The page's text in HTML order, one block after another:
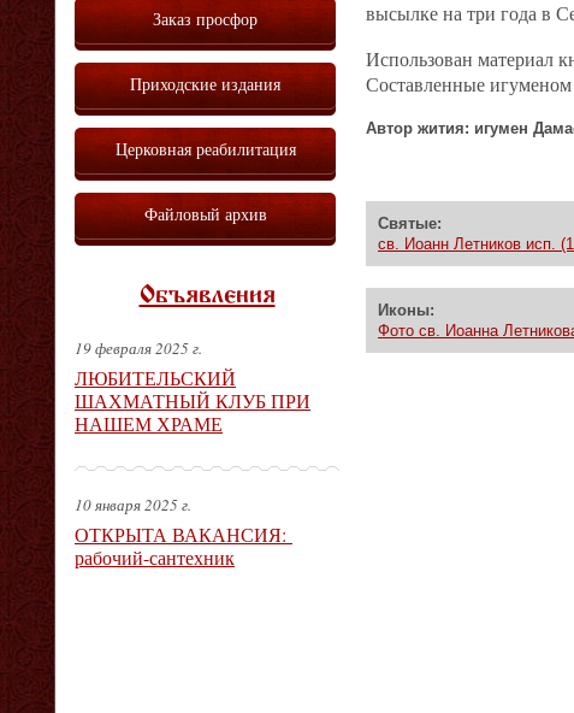
высылке на три года в
Использован материал
Составленные
Автор жития: игумен
Святые:
св. Иоанн Летников исп.
Иконы:
Фото св. Иоанна
Заказ просфор
Приходские издания
Церковная реабилитация
Файловый архив
Объявления
19 февраля 2025 г.
ЛЮБИТЕЛЬСКИЙ
ШАХМАТНЫЙ КЛУБ ПРИ
НАШЕМ ХРАМЕ
10 января 2025 г.
ОТКРЫТА ВАКАНСИЯ:
рабочий-сантехник